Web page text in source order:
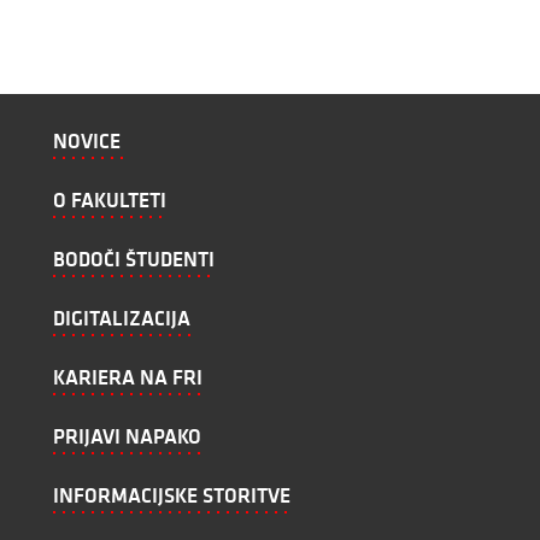
NOVICE
O FAKULTETI
BODOČI ŠTUDENTI
DIGITALIZACIJA
KARIERA NA FRI
PRIJAVI NAPAKO
INFORMACIJSKE STORITVE